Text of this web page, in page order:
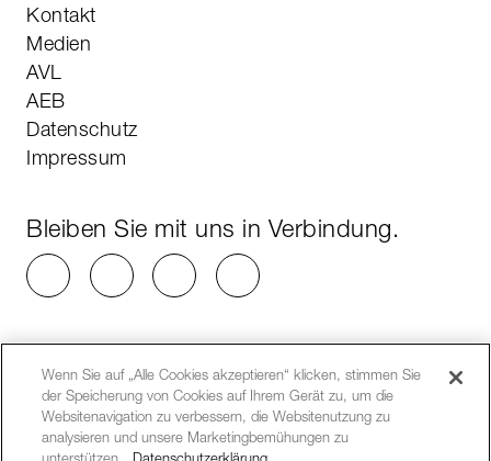
Kontakt
Medien
AVL
AEB
Datenschutz
Impressum
Bleiben Sie mit uns in Verbindung.
Wenn Sie auf „Alle Cookies akzeptieren“ klicken, stimmen Sie
der Speicherung von Cookies auf Ihrem Gerät zu, um die
Websitenavigation zu verbessern, die Websitenutzung zu
analysieren und unsere Marketingbemühungen zu